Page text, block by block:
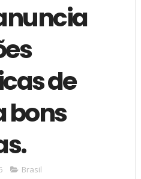
de
bons
Brasil